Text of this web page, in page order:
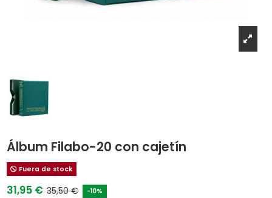
Álbum Filabo-20 con cajetín
Fuera de stock
31,95 € 35,50 € -10%